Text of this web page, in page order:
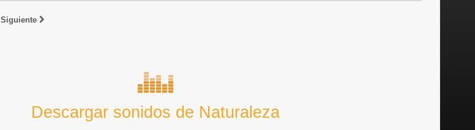
Siguiente
Descargar sonidos de Naturaleza